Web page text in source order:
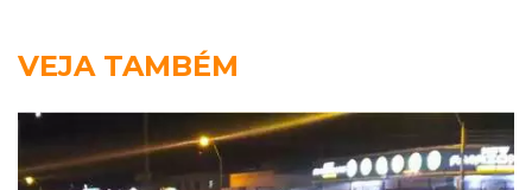
VEJA TAMBÉM